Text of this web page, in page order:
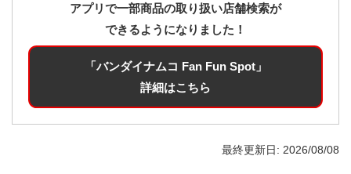
アプリで一部商品の取り扱い店舗検索が
できるようになりました！
「バンダイナムコ Fan Fun Spot」
詳細はこちら
最終更新日 2026/08/08